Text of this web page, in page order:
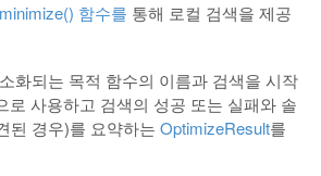
minimize() 함수를 통해 로컬 검색을 제공
화되는 목적 함수의 이름과 검색을 시작
로 사용하고 검색의 성공 또는 실패와 솔
된 경우)를 요약하는 OptimizeResult를